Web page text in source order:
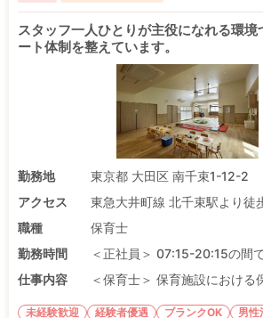
スタッフ一人ひとりが主役になれる環
ート体制を整えています。
勤務地
東京都 大田区 南千束1-12-2
アクセス
東急大井町線 北千束駅より徒
職種
保育士
勤務時間
＜正社員＞ 07:15-20:15の間
仕事内容
＜保育士＞ 保育施設における
未経験歓迎 経験者優遇 ブランクOK 男性